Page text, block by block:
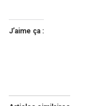
J’aime ça :